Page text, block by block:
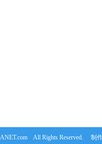
All Rights Reserved. 制